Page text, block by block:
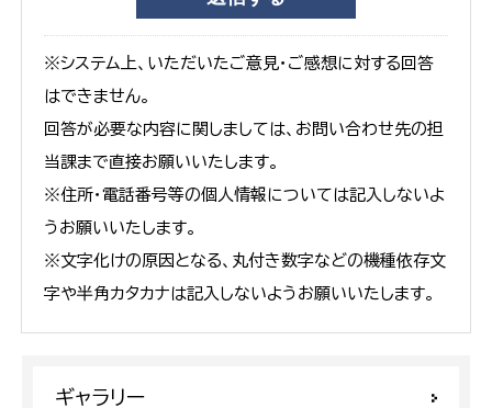
※システム上、いただいたご意見・ご感想に対する回答
はできません。
回答が必要な内容に関しましては、お問い合わせ先の担
当課まで直接お願いいたします。
※住所・電話番号等の個人情報については記入しないよ
うお願いいたします。
※文字化けの原因となる、丸付き数字などの機種依存文
字や半角カタカナは記入しないようお願いいたします。
ギャラリー